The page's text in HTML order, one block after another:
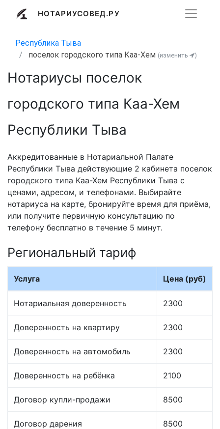
НОТАРИУСОВЕД.РУ
Республика Тыва
поселок городского типа Каа-Хем (изменить )
Нотариусы поселок
городского типа Каа-Хем
Республики Тыва
Аккредитованные в Нотариальной Палате
Республики Тыва действующие 2 кабинета поселок
городского типа Каа-Хем Республики Тыва с
ценами, адресом, и телефонами. Выбирайте
нотариуса на карте, бронируйте время для приёма,
или получите первичную консультацию по
телефону бесплатно в течение 5 минут.
Региональный тариф
Услуга Цена (руб)
Нотариальная доверенность 2300
Доверенность на квартиру 2300
Доверенность на автомобиль 2300
Доверенность на ребёнка 2100
Договор купли-продажи 8500
Договор дарения 8500